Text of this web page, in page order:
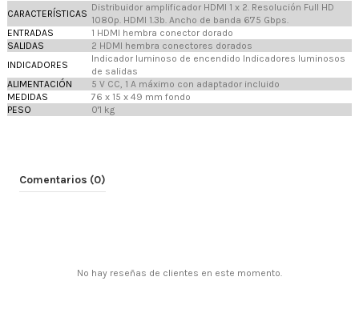
CARACTERÍSTICAS
Distribuidor amplificador HDMI 1 x 2. Resolución Full HD
1080p. HDMI 1.3b. Ancho de banda 6'75 Gbps.
ENTRADAS
1 HDMI hembra conector dorado
SALIDAS
2 HDMI hembra conectores dorados
INDICADORES
Indicador luminoso de encendido Indicadores luminosos
de salidas
ALIMENTACIÓN
5 V CC, 1 A máximo con adaptador incluido
MEDIDAS
76 x 15 x 49 mm fondo
PESO
0'1 kg
Comentarios (0)
No hay reseñas de clientes en este momento.